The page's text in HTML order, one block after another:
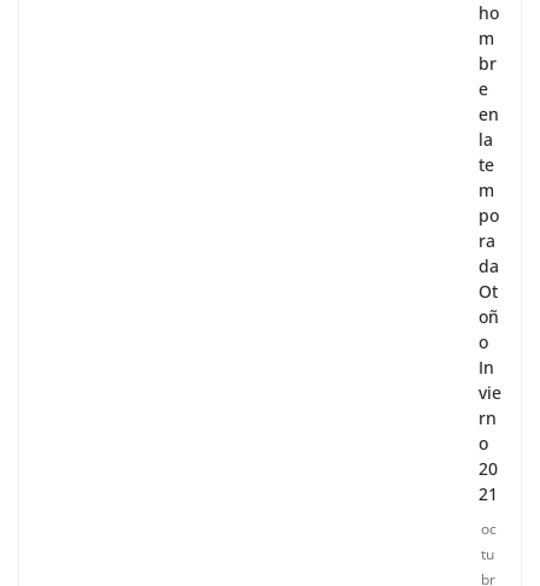
ho
m
br
e
en
la
te
m
po
ra
da
Ot
oñ
o
In
vie
rn
o
20
21
oc
tu
br